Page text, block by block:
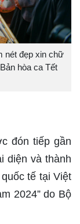
nét đẹp xin chữ
hòa ca Tết
đón tiếp gần
diện và thành
tế tại Việt
2024” do Bộ